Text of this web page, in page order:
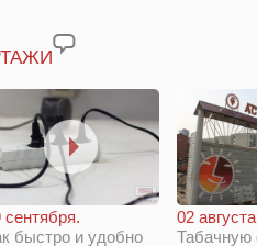
сентября.
быстро и удобно
02
Табачную